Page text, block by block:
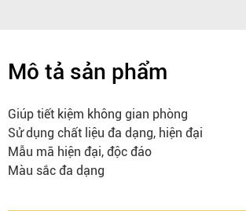
Mô tả sản phẩm
Giúp tiết kiệm không gian phòng
Sử dụng chất liệu đa dạng, hiện đại
Mẫu mã hiện đại, độc đáo
Màu sắc đa dạng